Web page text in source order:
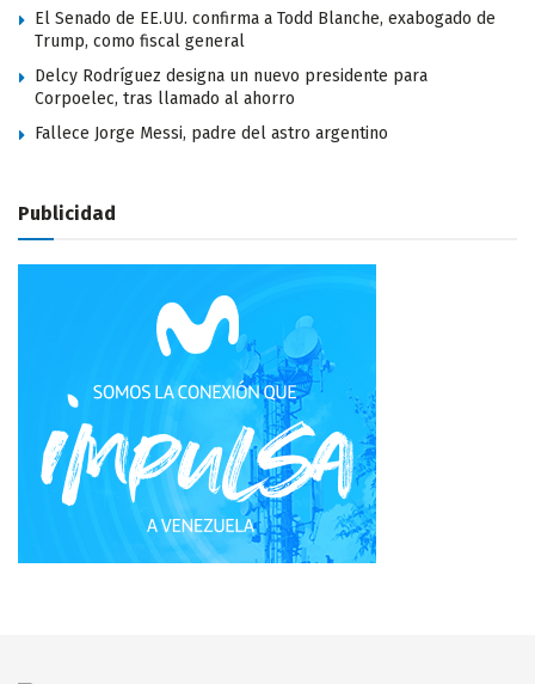
El Senado de EE.UU. confirma a Todd Blanche, exabogado de
Trump, como fiscal general
Delcy Rodríguez designa un nuevo presidente para
Corpoelec, tras llamado al ahorro
Fallece Jorge Messi, padre del astro argentino
Publicidad